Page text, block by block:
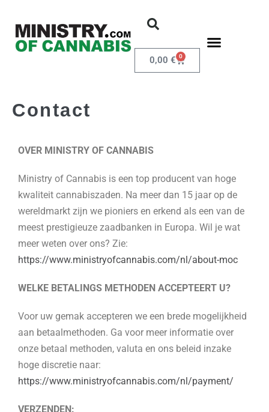
0,00 € 0
Contact
OVER MINISTRY OF CANNABIS
Ministry of Cannabis is een top producent van hoge
kwaliteit cannabiszaden. Na meer dan 15 jaar op de
wereldmarkt zijn we pioniers en erkend als een van de
meest prestigieuze zaadbanken in Europa. Wil je wat
meer weten over ons? Zie:
https://www.ministryofcannabis.com/nl/about-moc
WELKE BETALINGS METHODEN ACCEPTEERT U?
Voor uw gemak accepteren we een brede mogelijkheid
aan betaalmethoden. Ga voor meer informatie over
onze betaal methoden, valuta en ons beleid inzake
hoge discretie naar:
https://www.ministryofcannabis.com/nl/payment/
VERZENDEN: